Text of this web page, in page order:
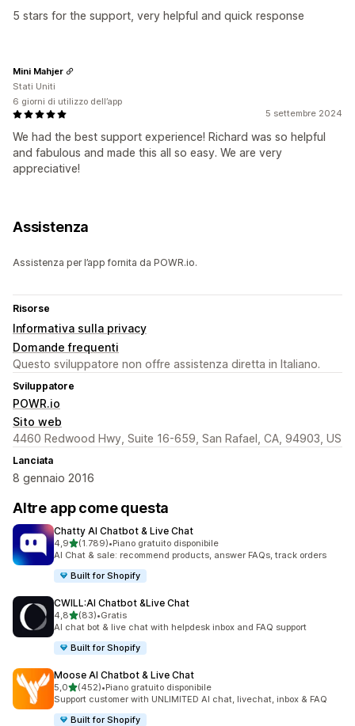
5 stars for the support, very helpful and quick response
5 settembre 2024
We had the best support experience! Richard was so helpful
and fabulous and made this all so easy. We are very
appreciative!
Mini Mahjer
Stati Uniti
6 giorni di utilizzo dell’app
Assistenza
Assistenza per l’app fornita da POWR.io.
Risorse
Informativa sulla privacy
Domande frequenti
Questo sviluppatore non offre assistenza diretta in Italiano.
Sviluppatore
POWR.io
Sito web
4460 Redwood Hwy, Suite 16-659, San Rafael, CA, 94903, US
Lanciata
8 gennaio 2016
Altre app come questa
Chatty AI Chatbot & Live Chat
4,9stelle su 5
(1.789)
1789 recensioni totali
•Piano gratuito disponibile
AI Chat & sale: recommend products, answer FAQs, track orders
Built for Shopify
CWILL:AI Chatbot &Live Chat
4,8stelle su 5
(83)
83 recensioni totali
•Gratis
AI chat bot & live chat with helpdesk inbox and FAQ support
Built for Shopify
Moose AI Chatbot & Live Chat
5,0stelle su 5
(452)
452 recensioni totali
•Piano gratuito disponibile
Support customer with UNLIMITED AI chat, livechat, inbox & FAQ
Built for Shopify